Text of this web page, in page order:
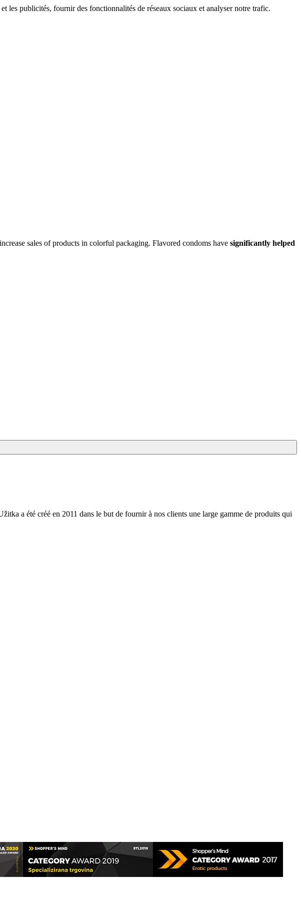
les publicités, fournir des fonctionnalités de réseaux sociaux et analyser notre trafic.
sales of products in colorful packaging. Flavored condoms have significantly helped
a été créé en 2011 dans le but de fournir à nos clients une large gamme de produits qui